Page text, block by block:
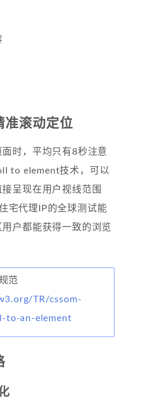
准滚动定位
时，平均只有8秒注意
to element技术，可以
呈现在用户视线范围
宅代理IP的全球测试能
户都能获得一致的浏览
范
TR/cssom-
to-an-element